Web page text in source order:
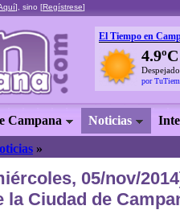
], sino [Regístrese]
El Tiempo en
4.9ºC
Despejado
por
Campana Noticias
»
05/nov/
la Ciudad de